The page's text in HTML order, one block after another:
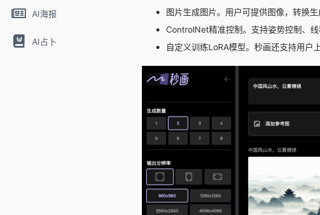
AI海报
AI占卜
图片生成图片。用户可提供图像，转换生
ControlNet精准控制。支持姿势控制、线
自定义训练LoRA模型。秒画还支持用户